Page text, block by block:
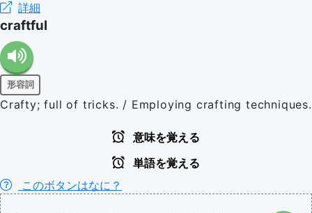
詳細
craftful
形容詞
Crafty; full of tricks. / Employing crafting techniques.
意味を覚える
単語を覚える
このボタンはなに？